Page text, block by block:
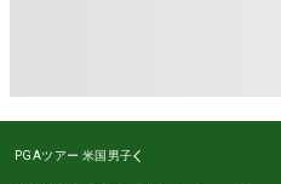
PGAツアー 米国男子